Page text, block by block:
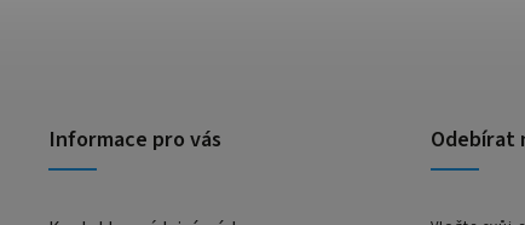
Informace pro vás